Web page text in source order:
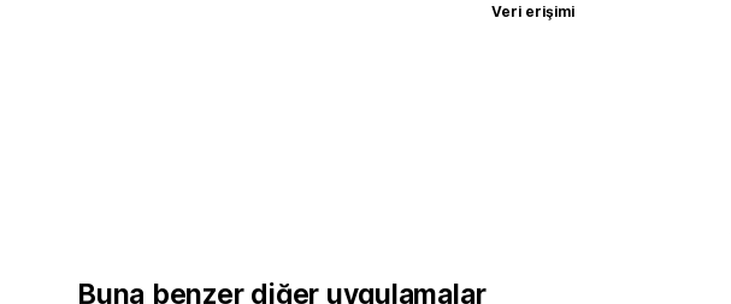
Veri erişimi
Buna benzer diğer uygulamalar